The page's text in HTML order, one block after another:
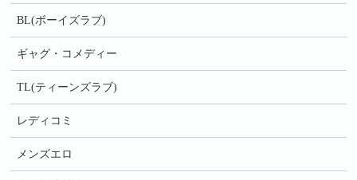
BL(ボーイズラブ)
ギャグ・コメディー
TL(ティーンズラブ)
レディコミ
メンズエロ